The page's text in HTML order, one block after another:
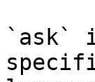
`ask`